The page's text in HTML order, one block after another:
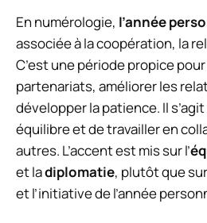
En numérologie, l’année
associée à la coopération, la
C’est une période propice
partenariats, améliorer les
développer la patience. Il
équilibre et de travailler en
autres. L’accent est mis sur l’
et ladiplomatie, plutôt que
et l’initiative de l’année